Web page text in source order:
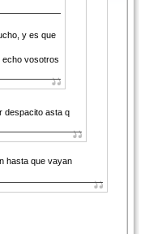
y es que
echo vosotros
asta q
hasta que vayan